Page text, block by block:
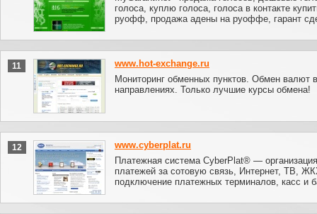
голоса, куплю голоса, голоса в контакте
руофф, продажа адены на руоффе, гарант
11
www.hot-exchange.ru
Мониторинг обменных пунктов. Обмен валют
направлениях. Только лучшие курсы обмена!
12
www.cyberplat.ru
Платежная система CyberPlat® —
платежей за сотовую связь, Интернет, ТВ,
подключение платежных терминалов, касс и